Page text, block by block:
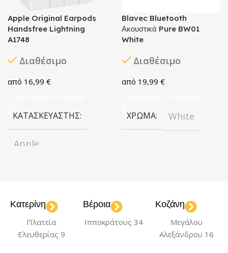
Apple Original Earpods
Handsfree Lightning
A1748
Διαθέσιμο
16,99 €
ΚΑΤΑΣΚΕΥΑΣΤΉΣ
Apple
Blavec Bluetooth
Ακουστικά Pure BW01
White
Διαθέσιμο
19,99 €
ΧΡΏΜΑ White
Κατερίνη
Πλατεία
Ελευθερίας 9
Βέροια
Ιπποκράτους 34
Κοζάνη
Μεγάλου
Αλεξάνδρου 16